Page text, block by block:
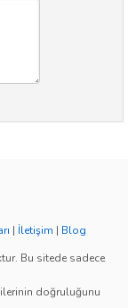
| İletişim | Blog
Bu sitede sadece
doğruluğunu